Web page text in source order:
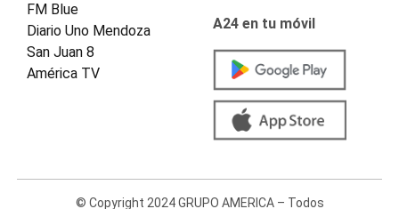
FM Blue
Diario Uno Mendoza
San Juan 8
América TV
A24 en tu móvil
© Copyright 2024 GRUPO AMERICA – Todos